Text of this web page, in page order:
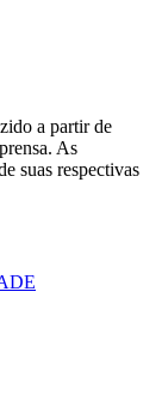
a partir de
As
suas respectivas